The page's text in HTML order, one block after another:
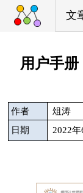
文
用户手册
作者
俎涛
日期
2022年